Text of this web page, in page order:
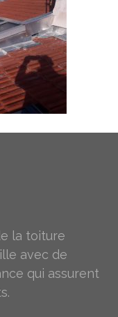
la toiture
avec de
qui assurent